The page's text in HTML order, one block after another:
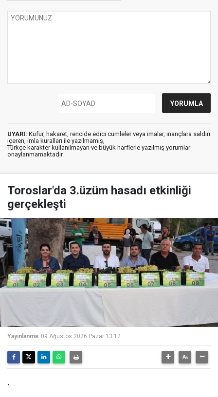
UYARI: Küfür, hakaret, rencide edici cümleler veya imalar, inançlara saldırı
içeren, imla kuralları ile yazılmamış,
Türkçe karakter kullanılmayan ve büyük harflerle yazılmış yorumlar
onaylanmamaktadır.
Toroslar'da 3.üzüm hasadı etkinliği
gerçekleşti
Yayınlanma: 09 Ağustos 2026 Pazar 13:12
.